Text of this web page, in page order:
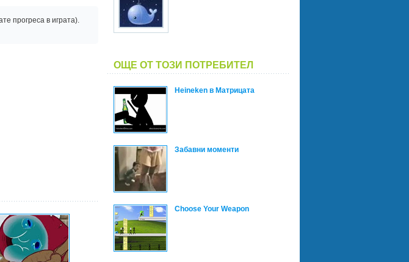
прогреса в играта).
ОЩЕ ОТ ТОЗИ ПОТРЕБИТЕЛ
Heineken в Матрицата
Забавни моменти
Choose Your Weapon